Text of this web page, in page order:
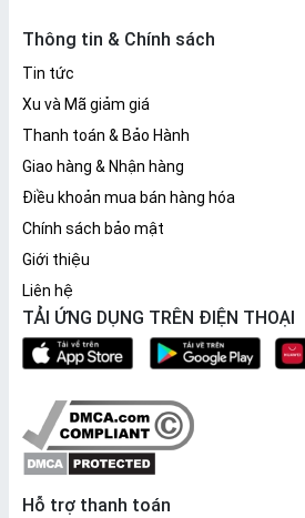
Thông tin & Chính sách
Tin tức
Xu và Mã giảm giá
Thanh toán & Bảo Hành
Giao hàng & Nhận hàng
Điều khoản mua bán hàng hóa
Chính sách bảo mật
Giới thiệu
Liên hệ
TẢI ỨNG DỤNG TRÊN ĐIỆN THOẠI
Hỗ trợ thanh toán